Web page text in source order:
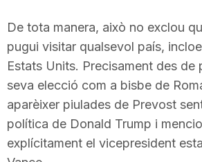
De tota manera, això no exclou
pugui visitar qualsevol país,
Estats Units. Precisament des de
seva elecció com a bisbe de
aparèixer piulades de Prevost
política de Donald Trump i
explícitament el vicepresident